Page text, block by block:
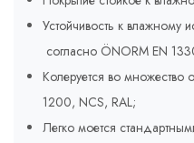
Устойчивость к влажному
согласно ÖNORM EN
Колеруется во множество
1200, NCS, RAL;
Легко моется